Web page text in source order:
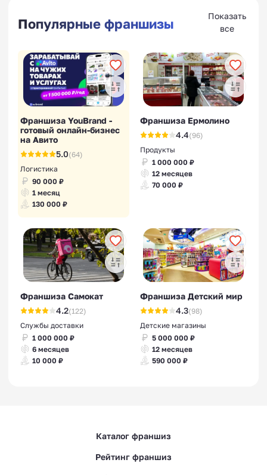
Популярные франшизы
Показать
все
Франшиза YouBrand -
готовый онлайн-бизнес
на Авито
5.0(64)
Логистика
90 000 ₽
1 месяц
130 000 ₽
Франшиза Ермолино
4.4(96)
Продукты
1 000 000 ₽
12 месяцев
70 000 ₽
Франшиза Самокат
4.2(122)
Службы доставки
1 000 000 ₽
6 месяцев
10 000 ₽
Франшиза Детский мир
4.3(98)
Детские магазины
5 000 000 ₽
12 месяцев
590 000 ₽
Каталог франшиз
Рейтинг франшиз